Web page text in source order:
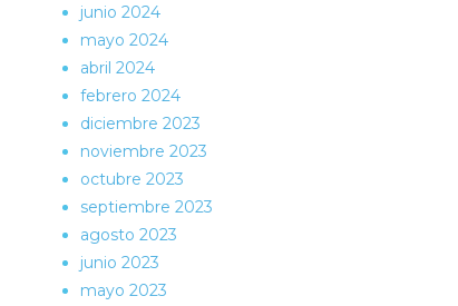
junio 2024
mayo 2024
abril 2024
febrero 2024
diciembre 2023
noviembre 2023
octubre 2023
septiembre 2023
agosto 2023
junio 2023
mayo 2023